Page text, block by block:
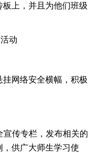
上，并且为他们班级
动
网络安全横幅，积极
传专栏，发布相关的
供广大师生学习使